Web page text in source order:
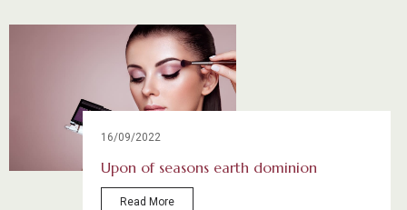
16/09/2022
Upon of seasons earth dominion
Read More